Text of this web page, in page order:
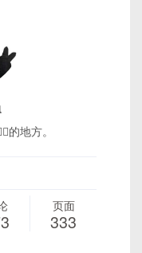
的地方。
页面
333